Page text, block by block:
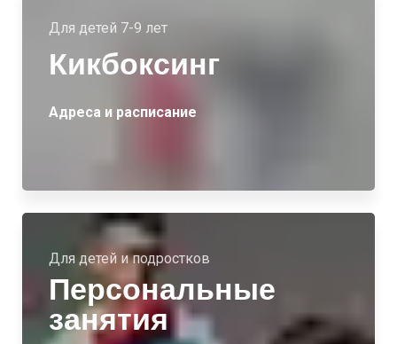
Для детей 7-9 лет
Кикбоксинг
Адреса и расписание
Для детей и подростков
Персональные
занятия